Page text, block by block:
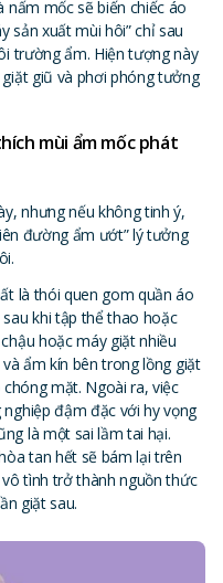
nấm mốc sẽ biến chiếc áo
sản xuất mùi hôi” chỉ sau
trường ẩm. Hiện tượng này
giũ và phơi phóng tưởng
mùi ẩm mốc phát
nhưng nếu không tinh ý,
đường ẩm ướt” lý tưởng
là thói quen gom quần áo
khi tập thể thao hoặc
hoặc máy giặt nhiều
ẩm kín bên trong lồng giặt
mặt. Ngoài ra, việc
đậm đặc với hy vọng
là một sai lầm tai hại.
tan hết sẽ bám lại trên
tình trở thành nguồn thức
giặt sau.